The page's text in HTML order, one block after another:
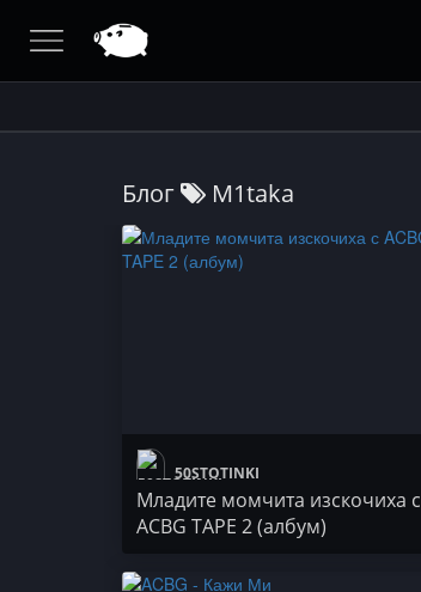
Блог M1taka
50STOTINKI
Младите момчита изскочиха с
ACBG TAPE 2 (албум)